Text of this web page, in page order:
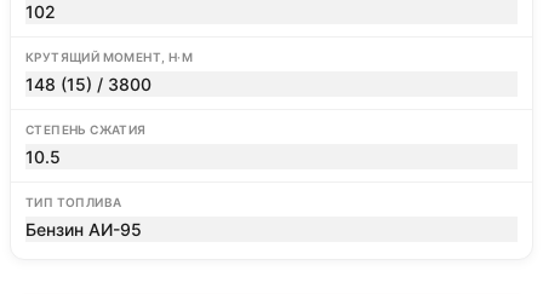
102
КРУТЯЩИЙ МОМЕНТ, Н·М
148 (15) / 3800
СТЕПЕНЬ СЖАТИЯ
10.5
ТИП ТОПЛИВА
Бензин АИ-95